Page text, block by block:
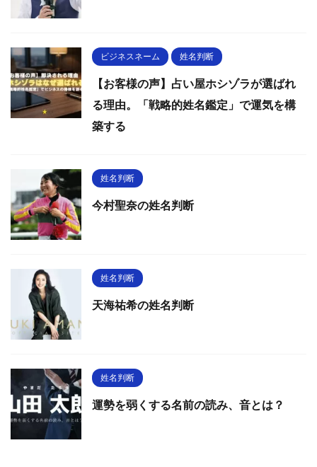
ビジネスネーム 姓名判断
【お客様の声】占い屋ホシゾラが選ばれ
る理由。「戦略的姓名鑑定」で運気を構
築する
姓名判断
今村聖奈の姓名判断
姓名判断
天海祐希の姓名判断
姓名判断
運勢を弱くする名前の読み、音とは？